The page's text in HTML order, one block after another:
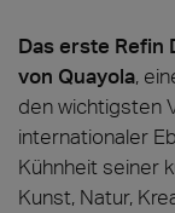
Das erste Refin
von Quayola,
den wichtigsten
internationaler
Kühnheit seiner
Kunst, Natur,